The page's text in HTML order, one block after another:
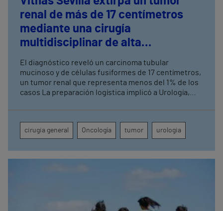
renal de más de 17 centímetros
mediante una cirugía
multidisciplinar de alta
El diagnóstico reveló un carcinoma tubular
mucinoso y de células fusiformes de 17 centímetros,
un tumor renal que representa menos del 1% de los
casos La preparación logística implicó a Urología,
cirugia general Oncología tumor urologia